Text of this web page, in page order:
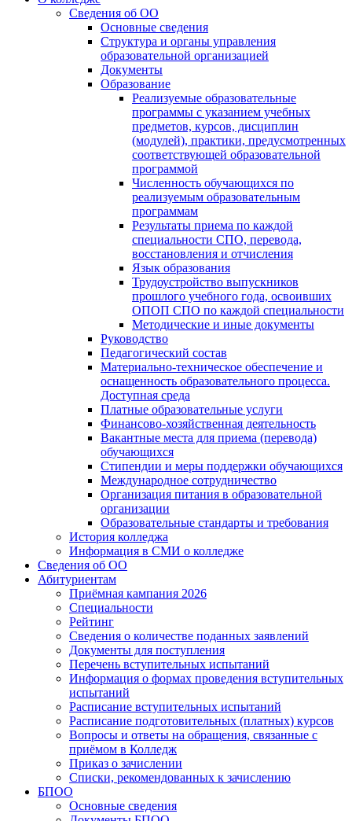
Сведения об ОО
Основные сведения
Структура и органы управления
образовательной организацией
Документы
Образование
Реализуемые образовательные
программы с указанием учебных
предметов, курсов, дисциплин
(модулей), практики, предусмотренных
соответствующей образовательной
программой
Численность обучающихся по
реализуемым образовательным
программам
Результаты приема по каждой
специальности СПО, перевода,
восстановления и отчисления
Язык образования
Трудоустройство выпускников
прошлого учебного года, освоивших
ОПОП СПО по каждой специальности
Методические и иные документы
Руководство
Педагогический состав
Материально-техническое обеспечение и
оснащенность образовательного процесса.
Доступная среда
Платные образовательные услуги
Финансово-хозяйственная деятельность
Вакантные места для приема (перевода)
обучающихся
Стипендии и меры поддержки обучающихся
Международное сотрудничество
Организация питания в образовательной
организации
Образовательные стандарты и требования
История колледжа
Информация в СМИ о колледже
Сведения об ОО
Абитуриентам
Приёмная кампания 2026
Специальности
Рейтинг
Сведения о количестве поданных заявлений
Документы для поступления
Перечень вступительных испытаний
Информация о формах проведения вступительных
испытаний
Расписание вступительных испытаний
Расписание подготовительных (платных) курсов
Вопросы и ответы на обращения, связанные с
приёмом в Колледж
Приказ о зачислении
Списки, рекомендованных к зачислению
БПОО
Основные сведения